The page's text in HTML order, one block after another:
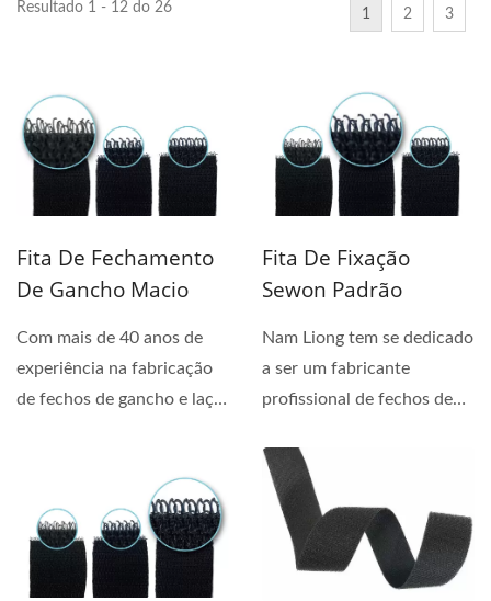
Resultado 1 - 12 do 26 1 2 3
Fita De Fechamento
De Gancho Macio
Com mais de 40 anos de
experiência na fabricação
de fechos de gancho e laço,
Fita De Fixação
Sewon Padrão
Nam Liong tem se dedicado
a ser um fabricante
profissional de fechos de